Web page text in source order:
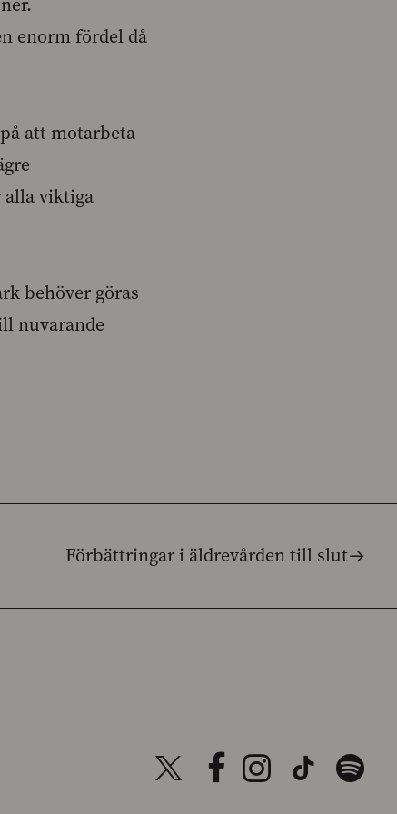
enorm fördel då
att motarbeta
viktiga
behöver göras
nuvarande
Förbättringar i äldrevården till slut